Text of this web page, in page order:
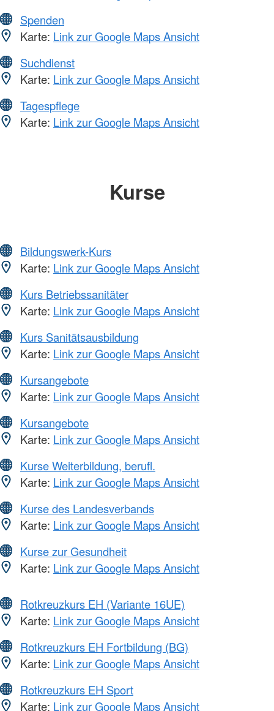
Spenden
Karte: Link zur Google Maps Ansicht
Suchdienst
Karte: Link zur Google Maps Ansicht
Tagespflege
Karte: Link zur Google Maps Ansicht
Kurse
Bildungswerk-Kurs
Karte: Link zur Google Maps Ansicht
Kurs Betriebssanitäter
Karte: Link zur Google Maps Ansicht
Kurs Sanitätsausbildung
Karte: Link zur Google Maps Ansicht
Kursangebote
Karte: Link zur Google Maps Ansicht
Kursangebote
Karte: Link zur Google Maps Ansicht
Kurse Weiterbildung, berufl.
Karte: Link zur Google Maps Ansicht
Kurse des Landesverbands
Karte: Link zur Google Maps Ansicht
Kurse zur Gesundheit
Karte: Link zur Google Maps Ansicht
Rotkreuzkurs EH (Variante 16UE)
Karte: Link zur Google Maps Ansicht
Rotkreuzkurs EH Fortbildung (BG)
Karte: Link zur Google Maps Ansicht
Rotkreuzkurs EH Sport
Karte: Link zur Google Maps Ansicht